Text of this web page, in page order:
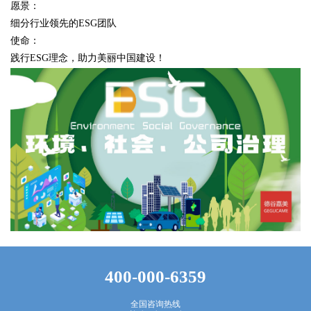
愿景：
细分行业领先的ESG团队
使命：
践行ESG理念，助力美丽中国建设！
400-000-6359
全国咨询热线